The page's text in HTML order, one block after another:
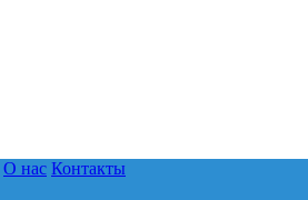
О нас Контакты